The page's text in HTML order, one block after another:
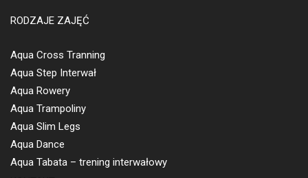
RODZAJE ZAJĘĆ
Aqua Cross Tranning
Aqua Step Interwał
Aqua Rowery
Aqua Trampoliny
Aqua Slim Legs
Aqua Dance
Aqua Tabata – trening interwałowy